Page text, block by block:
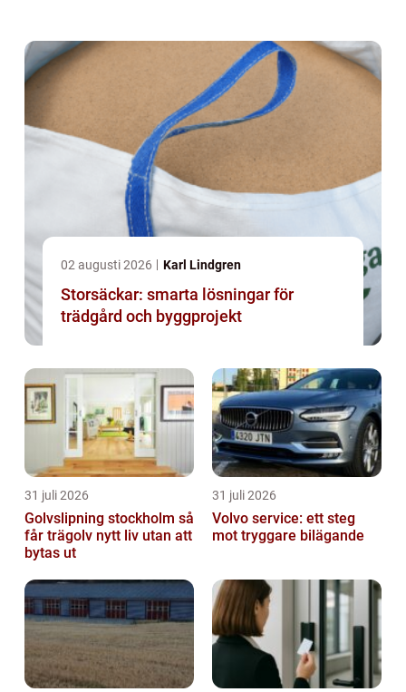
02 augusti 2026 Karl Lindgren
Storsäckar: smarta lösningar för
trädgård och byggprojekt
31 juli 2026
Golvslipning stockholm så
får trägolv nytt liv utan att
bytas ut
31 juli 2026
Volvo service: ett steg
mot tryggare bilägande